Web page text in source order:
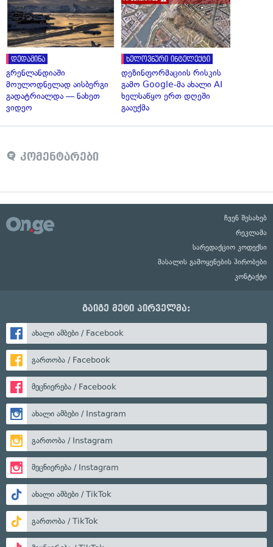
დედამიწა
გრენლანდიაში
მოულოდნელად აისბერგი
გადატრიალდა — ნახეთ
ვიდეო
ხელოვნური ინტელექტი
დეზინფორმაციის რისკის
გამო Google-მა ახალი AI
ხელსაწყო ერთ დღეში
გააუქმა
კომენტარები
ჩვენ შესახებ
რეკლამა
სარედაქციო კოდექსი
მასალის გამოყენების პირობები
კონტაქტი
გაიგე მეტი პირველმა:
ახალი ამბები / Facebook
გართობა / Facebook
მეცნიერება / Facebook
ახალი ამბები / Instagram
გართობა / Instagram
მეცნიერება / Instagram
ახალი ამბები / TikTok
გართობა / TikTok